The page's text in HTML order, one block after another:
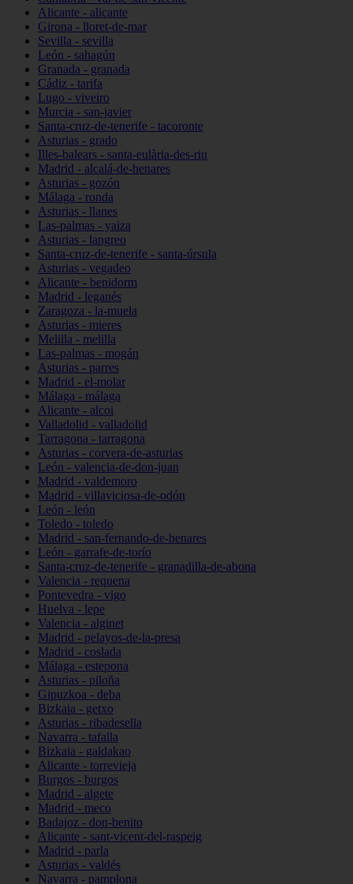
Alicante - alicante
Girona - lloret-de-mar
Sevilla - sevilla
León - sahagún
Granada - granada
Cádiz - tarifa
Lugo - viveiro
Murcia - san-javier
Santa-cruz-de-tenerife - tacoronte
Asturias - grado
Illes-balears - santa-eulària-des-riu
Madrid - alcalá-de-henares
Asturias - gozón
Málaga - ronda
Asturias - llanes
Las-palmas - yaiza
Asturias - langreo
Santa-cruz-de-tenerife - santa-úrsula
Asturias - vegadeo
Alicante - benidorm
Madrid - leganés
Zaragoza - la-muela
Asturias - mieres
Melilla - melilla
Las-palmas - mogán
Asturias - parres
Madrid - el-molar
Málaga - málaga
Alicante - alcoi
Valladolid - valladolid
Tarragona - tarragona
Asturias - corvera-de-asturias
León - valencia-de-don-juan
Madrid - valdemoro
Madrid - villaviciosa-de-odón
León - león
Toledo - toledo
Madrid - san-fernando-de-henares
León - garrafe-de-torío
Santa-cruz-de-tenerife - granadilla-de-abona
Valencia - requena
Pontevedra - vigo
Huelva - lepe
Valencia - alginet
Madrid - pelayos-de-la-presa
Madrid - coslada
Málaga - estepona
Asturias - piloña
Gipuzkoa - deba
Bizkaia - getxo
Asturias - ribadesella
Navarra - tafalla
Bizkaia - galdakao
Alicante - torrevieja
Burgos - burgos
Madrid - algete
Madrid - meco
Badajoz - don-benito
Alicante - sant-vicent-del-raspeig
Madrid - parla
Asturias - valdés
Navarra - pamplona